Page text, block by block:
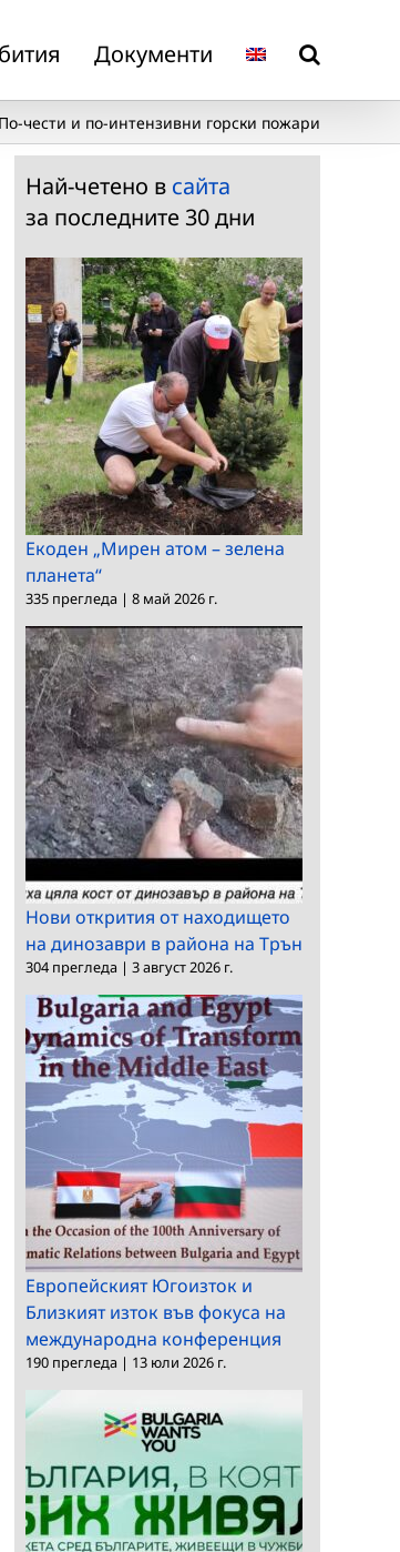
Документи
По-чести и по-интензивни горски пожари
Най-четено в сайта
за последните 30 дни
Екоден „Мирен атом – зелена
планета“
335 прегледа | 8 май 2026 г.
Нови открития от находището
на динозаври в района на Трън
304 прегледа | 3 август 2026 г.
Европейският Югоизток и
Близкият изток във фокуса на
международна конференция
190 прегледа | 13 юли 2026 г.